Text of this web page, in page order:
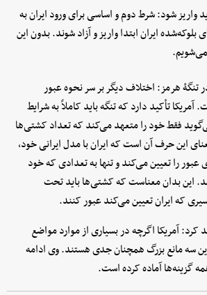
واریز شود: شرط دوم و اساسی برای ورود ایران به
ایران ابتدا واریز و آزاد شوند. بدون این
تنگۀ هرمز: اختلاف دیگر بر سر نحوه عبور
تأکید دارد که تنگه باید کاملاً به شرایط
می‌گوید فقط خود را متعهد می‌کند که تعداد کشتی‌ها
این حرف آن است که ایران با مدل ایرانی خود،
را تعیین می‌کند و تنها به تعدادی که خود
این بدان معناست که کشتی‌ها باید تحت
که ایران تعیین می‌کند عبور کنند.
کرد: آمریکا اگرچه در بسیاری از موارد مواضع
این سه مانع بزرگ همچنان جدی هستند. وی ادامه
گزینه‌ها آماده کرده است.